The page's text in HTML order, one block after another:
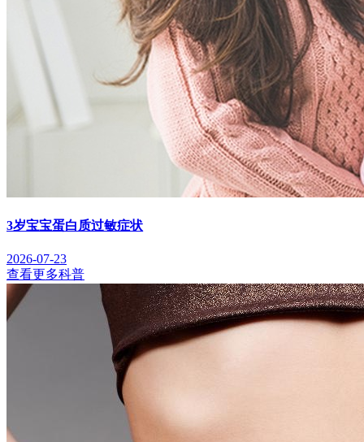
3岁宝宝蛋白质过敏症状
2026-07-23
查看更多科普